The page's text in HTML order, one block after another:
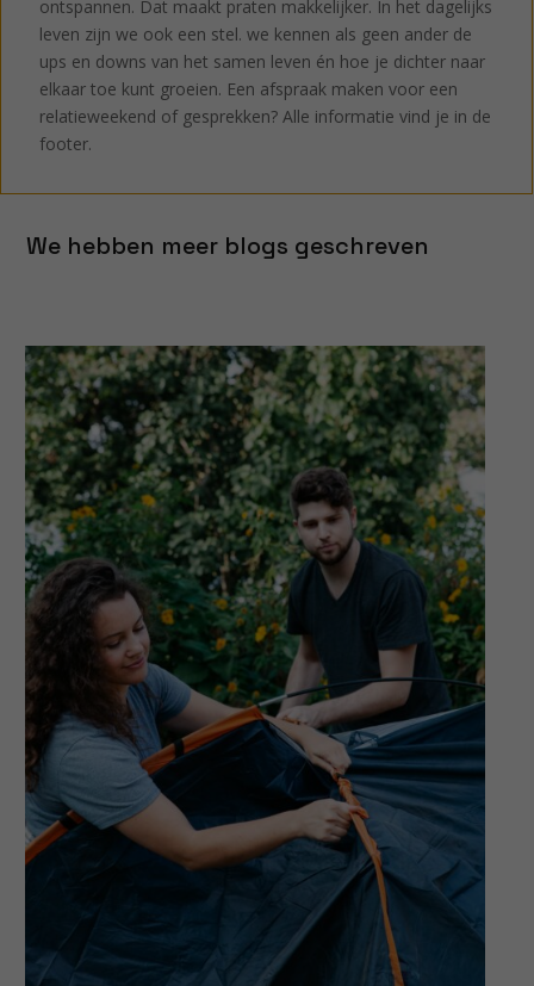
ontspannen. Dat maakt praten makkelijker. In het dagelijks
leven zijn we ook een stel. we kennen als geen ander de
ups en downs van het samen leven én hoe je dichter naar
elkaar toe kunt groeien. Een afspraak maken voor een
relatieweekend of gesprekken? Alle informatie vind je in de
footer.
We hebben meer blogs geschreven